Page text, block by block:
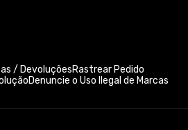
/ DevoluçõesRastrear Pedido
Denuncie o Uso Ilegal de Marcas